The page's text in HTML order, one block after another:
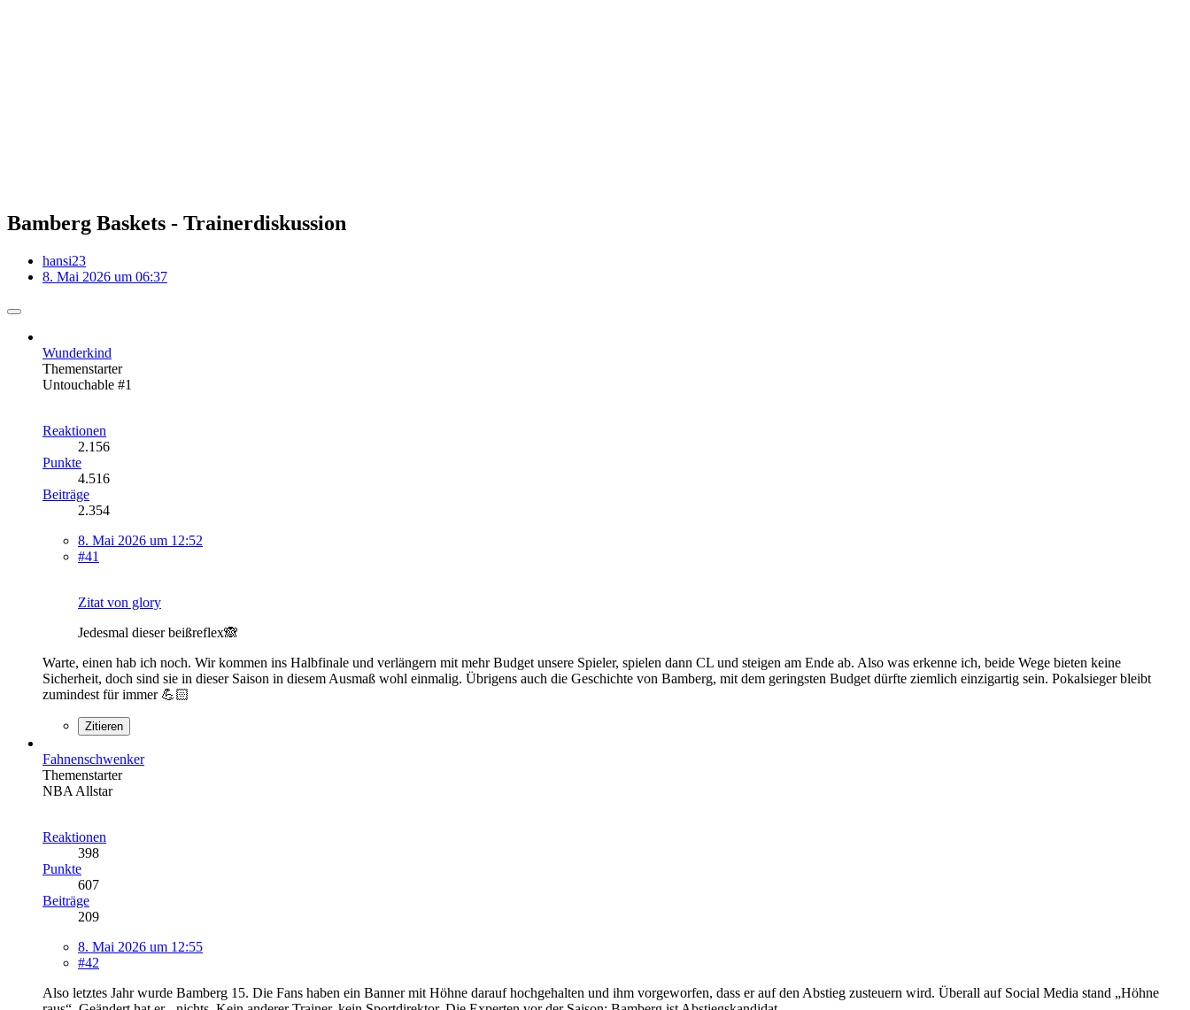
Bamberg Baskets - Trainerdiskussion
hansi23
8. Mai 2026 um 06:37
Wunderkind
Themenstarter
Untouchable #1
Reaktionen
2.156
Punkte
4.516
Beiträge
2.354
8. Mai 2026 um 12:52
#41
Zitat von glory
Jedesmal dieser beißreflex🙈
Warte, einen hab ich noch. Wir kommen ins Halbfinale und verlängern mit mehr Budget unsere Spieler, spielen dann CL und steigen am Ende ab. Also was erkenne ich, beide Wege bieten keine
Sicherheit, doch sind sie in dieser Saison in diesem Ausmaß wohl einmalig. Übrigens auch die Geschichte von Bamberg, mit dem geringsten Budget dürfte ziemlich einzigartig sein. Pokalsieger bleibt
zumindest für immer 💪🏻
Zitieren
Fahnenschwenker
Themenstarter
NBA Allstar
Reaktionen
398
Punkte
607
Beiträge
209
8. Mai 2026 um 12:55
#42
Also letztes Jahr wurde Bamberg 15. Die Fans haben ein Banner mit Höhne darauf hochgehalten und ihm vorgeworfen, dass er auf den Abstieg zusteuern wird. Überall auf Social Media stand „Höhne